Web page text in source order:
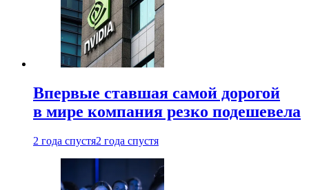
Впервые ставшая самой дорогой
в мире компания резко подешевела
2 года спустя2 года спустя